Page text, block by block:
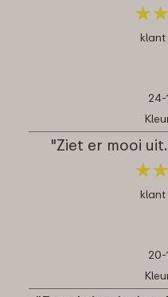
★★
★★
klant
24-
"Ziet er mooi
★★
★★
klant
20-